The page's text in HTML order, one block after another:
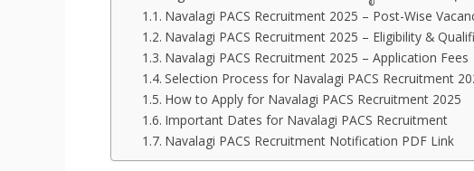
Navalagi PACS Recruitment 2025 – Post-Wise
Navalagi PACS Recruitment 2025 – Eligibility &
Navalagi PACS Recruitment 2025 – Application Fees
Selection Process for Navalagi PACS Recruitment
How to Apply for Navalagi PACS Recruitment 2025
Important Dates for Navalagi PACS Recruitment
Navalagi PACS Recruitment Notification PDF Link